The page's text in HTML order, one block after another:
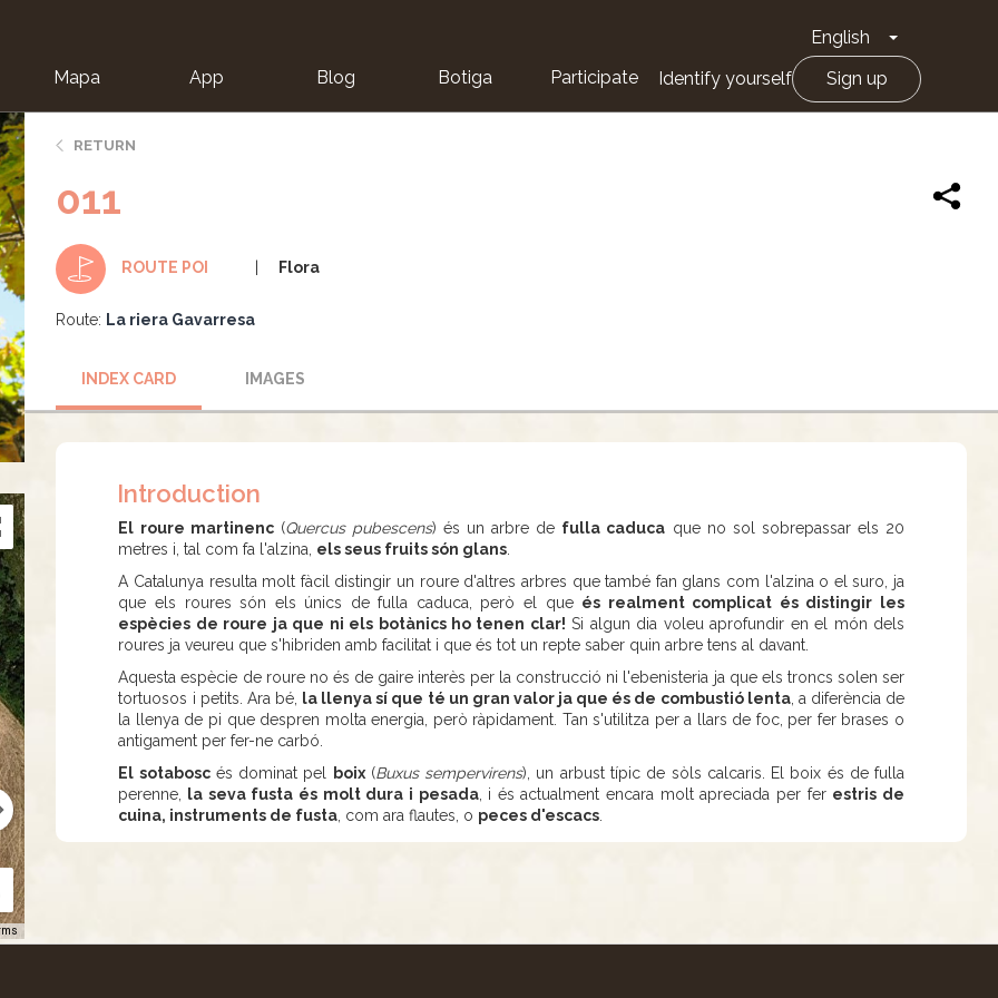
English Toggle
Mapa App Blog Botiga Participate Identify yourself Sign up
RETURN
011
ROUTE POI Flora
Route: La riera Gavarresa
INDEX CARD IMAGES
Introduction
El roure martinenc(Quercus pubescens) és un arbre de fulla caduca que no sol sobrepassar els 20
metres i, tal com fa l'alzina, els seus fruits són glans
A Catalunya resulta molt fàcil distingir un roure d'altres arbres que també fan glans com l'alzina o el suro, ja
que els roures són els únics de fulla caduca, però el que és realment complicat és distingir les
espècies de roure ja que ni els botànics ho tenen clar! Si algun dia voleu aprofundir en el món dels
roures ja veureu que s'hibriden amb facilitat i que és tot un repte saber quin arbre tens al davant.
Aquesta espècie de roure no és de gaire interès per la construcció ni l'ebenisteria ja que els troncs solen ser
tortuosos i petits. Ara bé,
la llenya sí que té un gran valor ja que és de combustió lenta, a diferència de
la llenya de pi que despren molta energia, però ràpidament. Tan s'utilitza per a llars de foc, per fer brases o
antigament per fer-ne carbó.
El sotaboscés dominat pel boix(Buxus sempervirens), un arbust típic de sòls calcaris. El boix és de fulla
perenne,
la seva fusta és molt dura i pesada, i és actualment encara molt apreciada per fer estris de
cuina, instruments de fusta , com ara flautes, o peces d'escacs